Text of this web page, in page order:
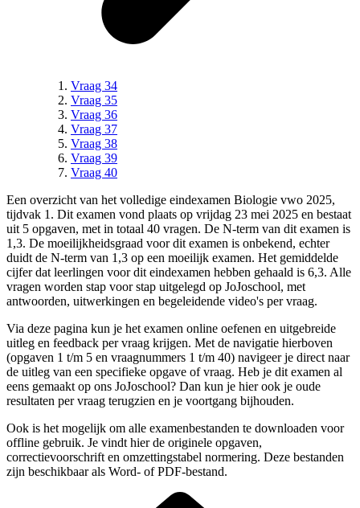
Vraag 34
Vraag 35
Vraag 36
Vraag 37
Vraag 38
Vraag 39
Vraag 40
Een overzicht van het volledige eindexamen Biologie vwo 2025,
tijdvak 1 . Dit examen vond plaats op vrijdag 23 mei 2025 en bestaat
uit 5 opgaven, met in totaal 40 vragen. De N-term van dit examen is
1,3. De moeilijkheidsgraad voor dit examen is onbekend, echter
duidt de N-term van 1,3 op een moeilijk examen. Het gemiddelde
cijfer dat leerlingen voor dit eindexamen hebben gehaald is 6,3. Alle
vragen worden stap voor stap uitgelegd op JoJoschool, met
antwoorden, uitwerkingen en begeleidende video's per vraag.
Via deze pagina kun je het examen online oefenen en uitgebreide
uitleg en feedback per vraag krijgen. Met de navigatie hierboven
(opgaven 1 t/m 5 en vraagnummers 1 t/m 40) navigeer je direct naar
de uitleg van een specifieke opgave of vraag. Heb je dit examen al
eens gemaakt op ons JoJoschool? Dan kun je hier ook je oude
resultaten per vraag terugzien en je voortgang bijhouden.
Ook is het mogelijk om alle examenbestanden te downloaden voor
offline gebruik. Je vindt hier de originele opgaven,
correctievoorschrift en omzettingstabel normering. Deze bestanden
zijn beschikbaar als Word- of PDF-bestand.